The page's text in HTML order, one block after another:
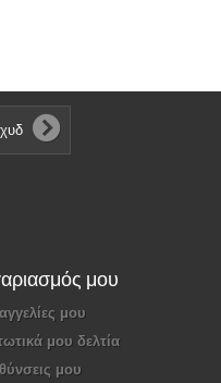
μου
μου
μου δελτία
μου